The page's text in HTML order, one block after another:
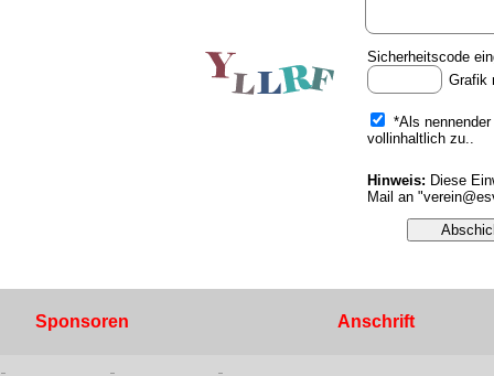
Sicherheitscode
Grafik
*Als
vollinhaltlich zu..
Hinweis: Diese
Mail an
Sponsoren Anschrift